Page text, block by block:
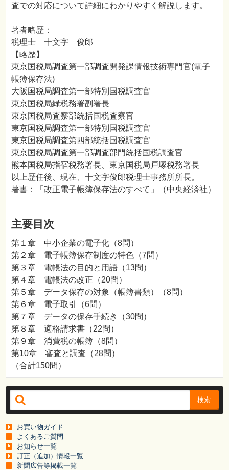
査での対応について詳細にわかりやすく解説します。
著者略歴：
税理士 十文字 俊郎
【略歴】
東京国税局調査第一部調査開発課情報技術専門官(電子
帳簿保存法)
大阪国税局調査第一部特別国税調査官
東京国税局緑税務署副署長
東京国税局査察部統括国税査察官
東京国税局調査第一部特別国税調査官
東京国税局調査第四部統括国税調査官
東京国税局調査第一部調査部門統括国税調査官
熊本国税局指宿税務署長、東京国税局戸塚税務署長
以上歴任後、現在、十文字俊郎税理士事務所所長。
著書：「改正電子帳簿保存法のすべて」（中央経済社）
主要目次
第１章 中小企業の電子化（8問）
第２章 電子帳簿保存制度の特色（7問）
第３章 電帳法の目的と用語（13問）
第４章 電帳法の改正（20問）
第５章 データ保存の対象（帳簿書類）（8問）
第６章 電子取引（6問）
第７章 データの保存手続き（30問）
第８章 適格請求書（22問）
第９章 消費税の帳簿（8問）
第10章 審査と調査（28問）
（合計150問）
検索
お買い物ガイド
よくあるご質問
お知らせ一覧
訂正（追加）情報一覧
新聞広告等掲載一覧